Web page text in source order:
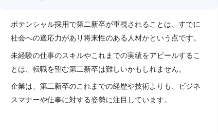
ポテンシャル採用で第二新卒が重視されることは、すでに
社会への適応力があり将来性のある人材かという点です。
未経験の仕事のスキルやこれまでの実績をアピールするこ
とは、転職を望む第二新卒は難しいかもしれません。
企業は、第二新卒のこれまでの経歴や技術よりも、ビジネ
スマナーや仕事に対する姿勢に注目しています。